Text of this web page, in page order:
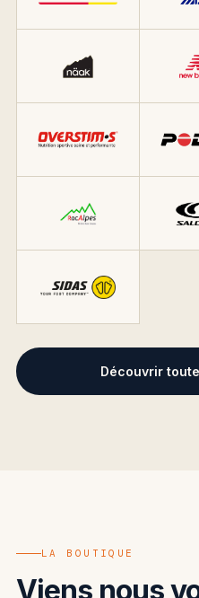
Découvrir
LA BOUTIQUE
Viens nous